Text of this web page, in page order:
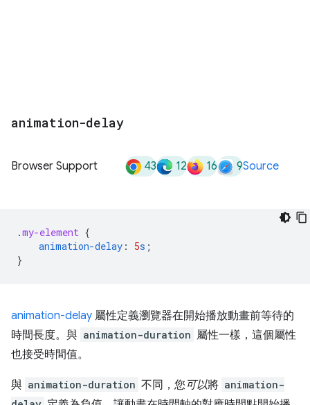
animation-delay
Browser Support 43 12 16 9Source
.my-element {
animation-delay : 5s ;
}
animation-delay 屬性定義瀏覽器在開始播放動畫前等待的
時間長度。與 animation-duration 屬性一樣，這個屬性
也接受時間值。
與 animation-duration 不同，您可以將 animation-